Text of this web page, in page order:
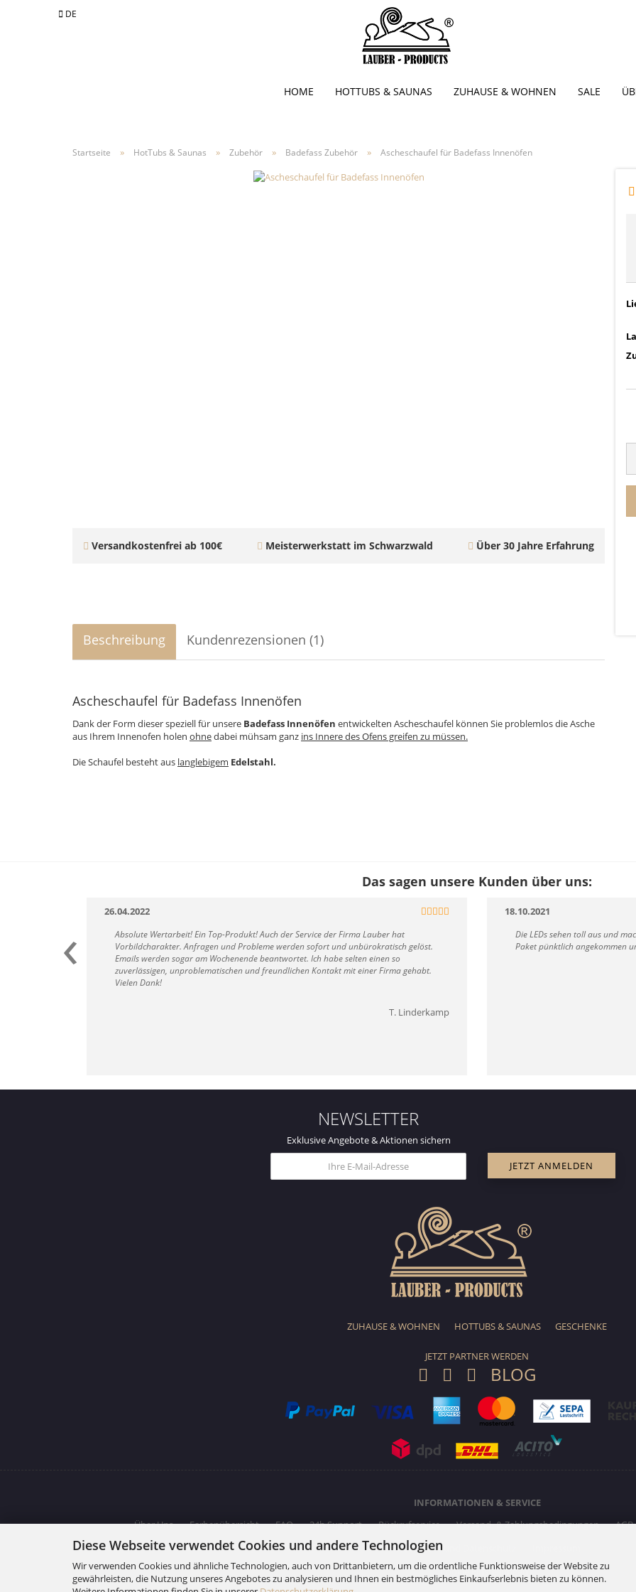
Diese Webseite verwendet Cookies und andere Technologien
Wir verwenden Cookies und ähnliche Technologien, auch von Drittanbietern, um die ordentliche Funktionsweise der Website zu
gewährleisten, die Nutzung unseres Angebotes zu analysieren und Ihnen ein bestmögliches Einkaufserlebnis bieten zu können.
DE
Lieferland
HOME HOTTUBS & SAUNAS ZUHAUSE & WOHNEN SALE
Startseite » HotTubs & Saunas » Zubehör » Badefass Zubehör » Ascheschaufel für Badefass Innenöfen
Versandkostenfrei ab 100€ Meisterwerkstatt im Schwarzwald Über 30 Jahre Erfahrung
Beschreibung Kundenrezensionen (1)
Ascheschaufel für Badefass Innenöfen
Dank der Form dieser speziell für unsere Badefass Innenöfen entwickelten Ascheschaufel können Sie problemlos die Asche
aus Ihrem Innenofen holen ohnedabei mühsam ganz ins Innere des Ofens greifen zu müssen.
Die Schaufel besteht aus langlebigem Edelstahl.
Das sagen unsere Kunden über uns:
‹ 26.04.2022
Absolute Wertarbeit! Ein Top-Produkt! Auch der Service der Firma Lauber hat
Vorbildcharakter. Anfragen und Probleme werden sofort und unbürokratisch gelöst.
Emails werden sogar am Wochenende beantwortet. Ich habe selten einen so
zuverlässigen, unproblematischen und freundlichen Kontakt mit einer Firma gehabt.
Vielen Dank!
T. Linderkamp
18.10.2021
Die LEDs sehen toll aus und
Paket pünktlich angekommen
NEWSLETTER
Exklusive Angebote & Aktionen sichern
ZUHAUSE & WOHNEN HOTTUBS & SAUNAS GESCHENKE
JETZT PARTNER WERDEN
BLOG
INFORMATIONEN & SERVICE
Über Uns
Farbenübersicht FAQ 24h Support Rückrufservice Versand- & Zahlungsbedingungen AGB
Privatsphäre und Datenschutz
Cookie Einstellungen